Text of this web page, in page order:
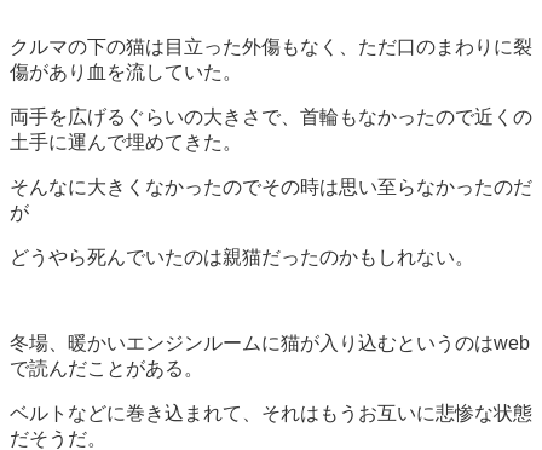
クルマの下の猫は目立った外傷もなく、ただ口のまわりに裂
傷があり血を流していた。
両手を広げるぐらいの大きさで、首輪もなかったので近くの
土手に運んで埋めてきた。
そんなに大きくなかったのでその時は思い至らなかったのだ
が
どうやら死んでいたのは親猫だったのかもしれない。
冬場、暖かいエンジンルームに猫が入り込むというのはweb
で読んだことがある。
ベルトなどに巻き込まれて、それはもうお互いに悲惨な状態
だそうだ。